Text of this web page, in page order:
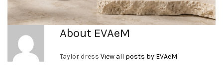
About EVAeM
Taylor dress View all posts by EVAeM